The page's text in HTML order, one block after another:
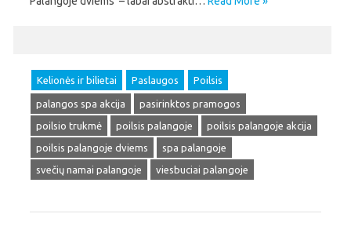
Kelionės ir bilietai Paslaugos Poilsis
palangos spa akcija
pasirinktos pramogos
poilsio trukmė
poilsis palangoje
poilsis palangoje akcija
poilsis palangoje dviems
spa palangoje
svečių namai palangoje
viesbuciai palangoje